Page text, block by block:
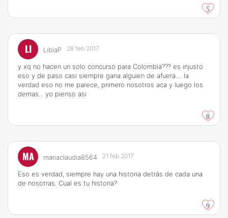
5
LI LibiaP 28 feb 2017
y xq no hacen un solo concurso para Colombia??? es injusto
eso y de paso casi siempre gana alguien de afuera.... la
verdad eso no me parece, primero nosotros aca y luego los
demas... yo pienso asi
8
MA mariaclaudia8564 21 feb 2017
Eso es verdad, siempre hay una historia detrás de cada una
de nosotras. Cual es tu historia?
9